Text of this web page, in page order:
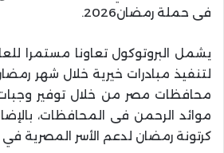
فى حملة رمضان2026.
يشمل البروتوكول تعاونا مستمرا
لتنفيذ مبادرات خيرية خلال شهر
محافظات مصر من خلال توفير وجبات
موائد الرحمن فى المحافظات،
كرتونة رمضان لدعم الأسر المصرية